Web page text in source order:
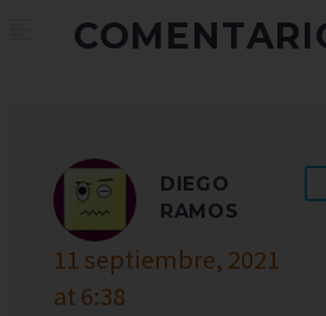
DIEGO
RAMOS
11 septiembre, 2021
at 6:38